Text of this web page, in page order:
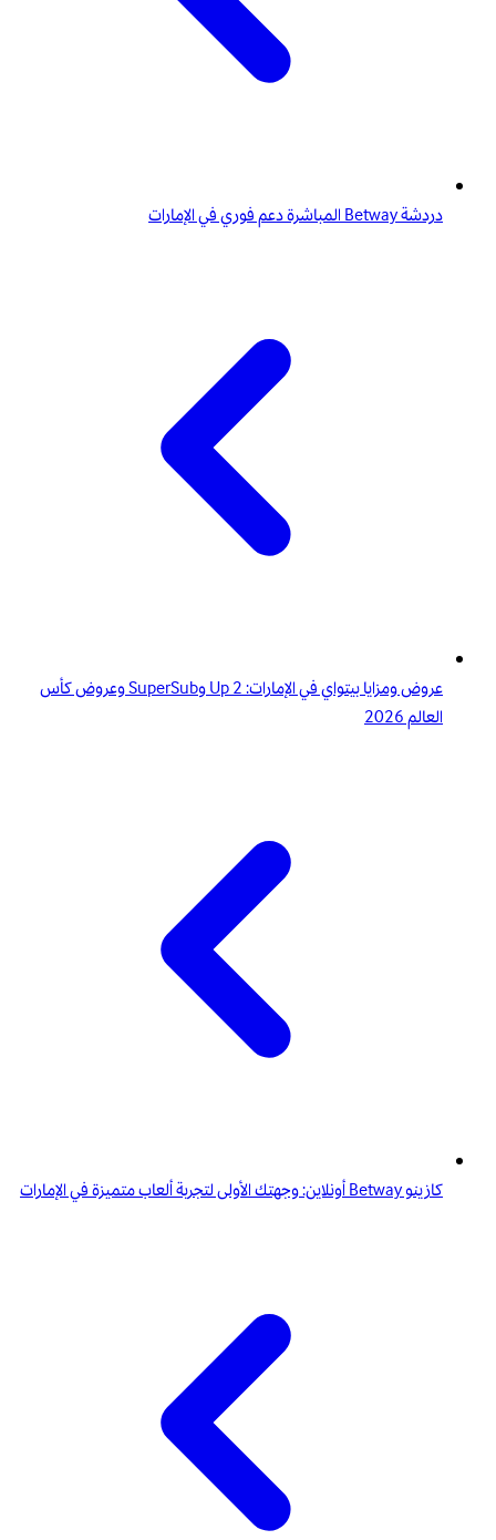
دردشة Betway المباشرة دعم فوري في الإمارات
عروض ومزايا بيتواي في الإمارات: 2 Up وSuperSub وعروض كأس
العالم 2026
كازينو Betway أونلاين: وجهتك الأولى لتجربة ألعاب متميزة في الإمارات